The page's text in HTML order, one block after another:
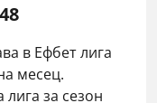
в Ефбет лига
месец.
за сезон